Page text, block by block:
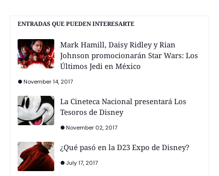
ENTRADAS QUE PUEDEN INTERESARTE
Mark Hamill, Daisy Ridley y Rian
Johnson promocionarán Star Wars: Los
Últimos Jedi en México
November 14, 2017
La Cineteca Nacional presentará Los
Tesoros de Disney
November 02, 2017
¿Qué pasó en la D23 Expo de Disney?
July 17, 2017